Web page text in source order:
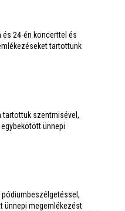
és 24-én koncerttel és
tartottunk
tartottuk szentmisével,
ünnepi
pódiumbeszélgetéssel,
ünnepi megemlékezést